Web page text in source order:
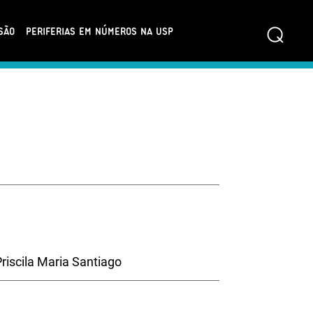
PERIFERIAS EM NÚMEROS NA USP ⌕
Maria Santiago